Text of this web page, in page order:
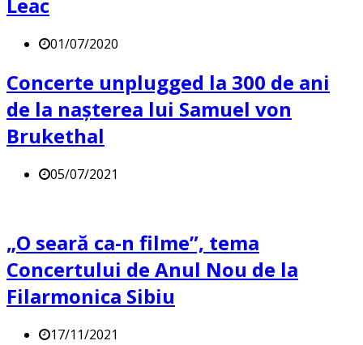
01/07/2020
Concerte unplugged la 300 de ani
de la nașterea lui Samuel von
Brukethal
05/07/2021
„O seară ca-n filme”, tema
Concertului de Anul Nou de la
Filarmonica Sibiu
17/11/2021